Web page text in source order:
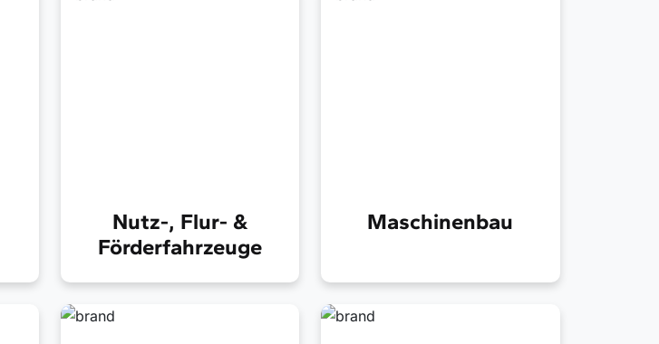
Kunststofflösungen für
robuste Anwendungen
Nutz-, Flur- &
Förderfahrzeuge
Kunststoffteile für
maximale Leistung
Maschinenbau